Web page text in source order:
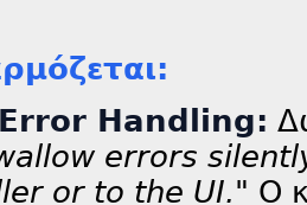
Handling:
errors
or to the UI." Ο